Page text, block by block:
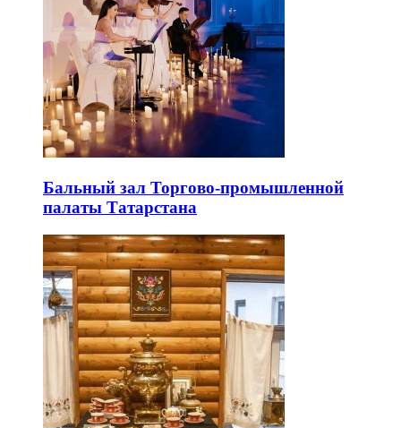
Бальный зал Торгово-промышленной
палаты Татарстана